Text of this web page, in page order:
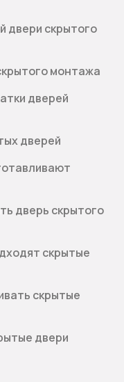
двери скрытого
монтажа
дверей
дверей
дверь скрытого
скрытые
скрытые
двери